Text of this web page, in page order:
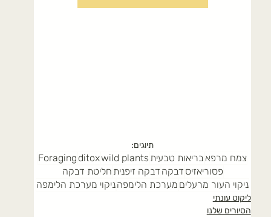
תיוגים:
צמח מרפאבריאות טבעית wild plants
ditox
Foraging
פסוריאזיס דבקה דבקה זיפנית חליטת דבקה
ניקוי העור מרעלים מערכת הלימפהניקוי מערכת הלימפה
ליקוט עונתי
הסיורים שלנו